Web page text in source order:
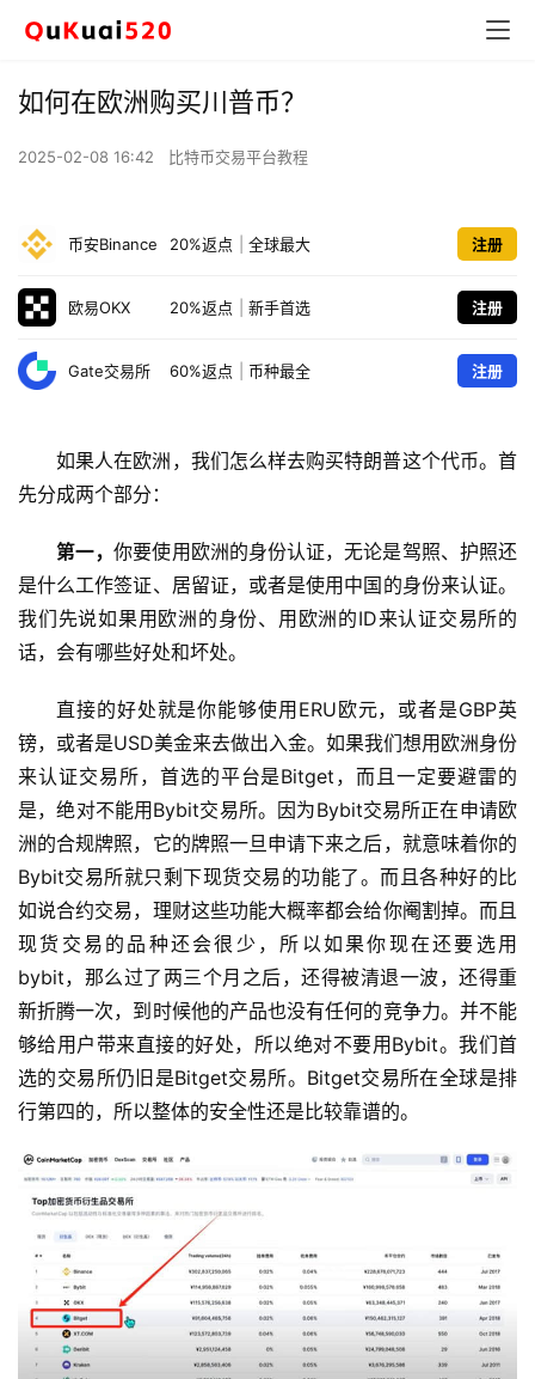
如何在欧洲购买川普币？
2025-02-08 16:42 比特币交易平台教程
币安Binance 20%返点 全球最大 注册
欧易OKX 20%返点 新手首选 注册
Gate交易所 60%返点 币种最全 注册
如果人在欧洲，我们怎么样去购买特朗普这个代币。首
先分成两个部分：
第一，你要使用欧洲的身份认证，无论是驾照、护照还
是什么工作签证、居留证，或者是使用中国的身份来认证。
我们先说如果用欧洲的身份、用欧洲的ID来认证交易所的
话，会有哪些好处和坏处。
直接的好处就是你能够使用ERU欧元，或者是GBP英
镑，或者是USD美金来去做出入金。如果我们想用欧洲身份
来认证交易所，首选的平台是Bitget，而且一定要避雷的
是，绝对不能用Bybit交易所。因为Bybit交易所正在申请欧
洲的合规牌照，它的牌照一旦申请下来之后，就意味着你的
Bybit交易所就只剩下现货交易的功能了。而且各种好的比
如说合约交易，理财这些功能大概率都会给你阉割掉。而且
现货交易的品种还会很少，所以如果你现在还要选用
bybit，那么过了两三个月之后，还得被清退一波，还得重
新折腾一次，到时候他的产品也没有任何的竞争力。并不能
够给用户带来直接的好处，所以绝对不要用Bybit。我们首
选的交易所仍旧是Bitget交易所。Bitget交易所在全球是排
行第四的，所以整体的安全性还是比较靠谱的。